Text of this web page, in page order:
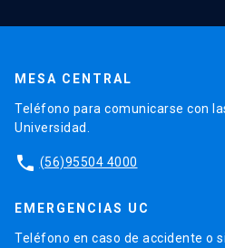
MESA CENTRAL
Teléfono para comunicarse con
Universidad.
phone (56)95504 4000
EMERGENCIAS UC
Teléfono en caso de accidente o